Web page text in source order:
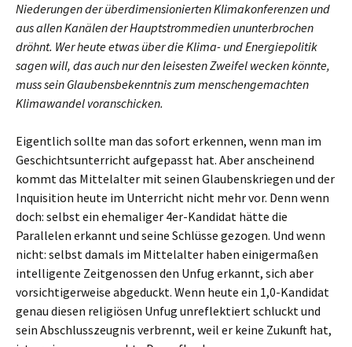
Niederungen der überdimensionierten Klimakonferenzen und
aus allen Kanälen der Hauptstrommedien ununterbrochen
dröhnt. Wer heute etwas über die Klima- und Energiepolitik
sagen will, das auch nur den leisesten Zweifel wecken könnte,
muss sein Glaubensbekenntnis zum menschengemachten
Klimawandel voranschicken.
Eigentlich sollte man das sofort erkennen, wenn man im
Geschichtsunterricht aufgepasst hat. Aber anscheinend
kommt das Mittelalter mit seinen Glaubenskriegen und der
Inquisition heute im Unterricht nicht mehr vor. Denn wenn
doch: selbst ein ehemaliger 4er-Kandidat hätte die
Parallelen erkannt und seine Schlüsse gezogen. Und wenn
nicht: selbst damals im Mittelalter haben einigermaßen
intelligente Zeitgenossen den Unfug erkannt, sich aber
vorsichtigerweise abgeduckt. Wenn heute ein 1,0-Kandidat
genau diesen religiösen Unfug unreflektiert schluckt und
sein Abschlusszeugnis verbrennt, weil er keine Zukunft hat,